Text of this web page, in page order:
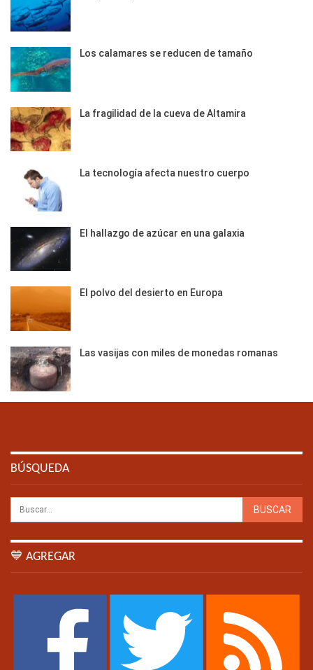
Los calamares se reducen de tamaño
La fragilidad de la cueva de Altamira
La tecnología afecta nuestro cuerpo
El hallazgo de azúcar en una galaxia
El polvo del desierto en Europa
Las vasijas con miles de monedas romanas
BÚSQUEDA
💙 AGREGAR